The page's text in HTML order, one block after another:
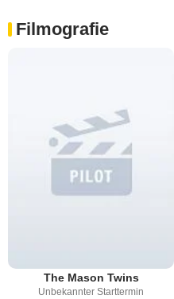
Filmografie
The Mason Twins
Unbekannter Starttermin